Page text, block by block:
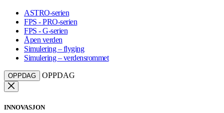
ASTRO-serien
FPS - PRO-serien
FPS - G-serien
Åpen verden
Simulering – flyging
Simulering – verdensrommet
OPPDAG OPPDAG
INNOVASJON